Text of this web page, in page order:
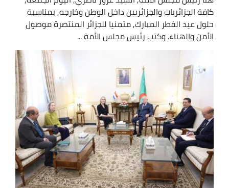
كافة الجزائريات والجزائريين داخل الوطن وخارجه, بمناسبة
حلول عيد الفطر المبارك, متمنيا للجزائر المنتصرة موصول
الأمن والهناء. وكتب رئيس مجلس الأمة ...